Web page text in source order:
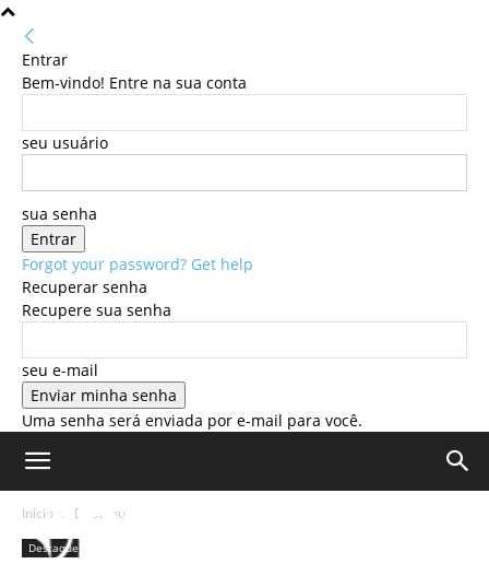
Entrar
Bem-vindo! Entre na sua conta
seu usuário
sua senha
Forgot your password? Get help
Recuperar senha
Recupere sua senha
seu e-mail
Uma senha será enviada por e-mail para você.
Início Destaque
Destaque